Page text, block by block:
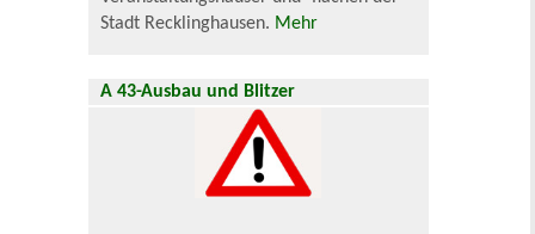
Stadt Recklinghausen. Mehr
A 43-Ausbau und Blitzer